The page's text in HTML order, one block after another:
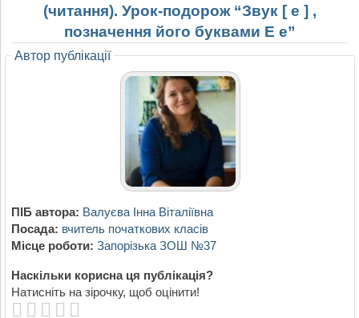
(читання). Урок-подорож “Звук [ е ] ,
позначення його буквами Е е”
Автор публікації
ПІБ автора: Валуєва Інна Віталіївна
Посада: вчитель початкових класів
Місце роботи: Запорізька ЗОШ №37
Наскільки корисна ця публікація?
Натисніть на зірочку, щоб оцінити!